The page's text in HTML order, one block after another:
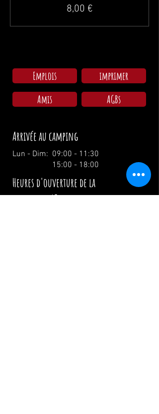
8,00 €
Emplois
imprimer
Amis
AGBs
Arrivée au camping
Lun - Dim: 09:00 - 11:30
15:00 - 18:00
Heures d'ouverture de la
restaurant/Cuisine: